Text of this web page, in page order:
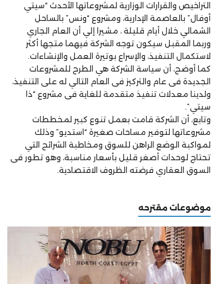
التراخيص والقرارات الوزارية لمشروعاتها الأحدث “سيتي
أوفال” بالعاصمة الإدارية، ومشروع “ونس” بالساحل
الشمالي خلال أيام قليلة ، مشيرا إلي أن العام الجاري
وربما المقبل سيكون توجه الشركة فيهما متجها أكثر
لاستكمال التنفيذ، والإسراع بوتيرة العمل والإنشاءات.
كما أوضح، أن سياسة الشركة هي الطرح للمشروعات
الجديدة فى عام والتركيز فى العام التالي له على التنفيذ،
ولدينا معدلات تنفيذ متقدمة للغاية فى مشروع “ذا
سيتي”.
وتابع، أن الشركة قامت بعمل تنوع كبير لمخططات
مشروعاتها لتوفير مساحات صغيرة “استديو” وذلك
لمواكبة الوضع الراهن للسوق ومخاطبة الشرائح التي
تحتاج لوحدات أصغر قليل بأسعار مناسبة، وهو تطور فى
السوق العقاري فرضته الظروف الاقتصادية.
موضوعات مقترحه